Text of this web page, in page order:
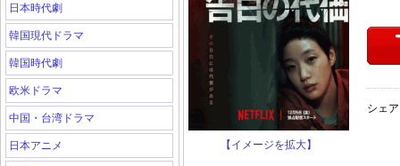
日本時代劇
韓国現代ドラマ
韓国時代劇
欧米ドラマ
中国・台湾ドラマ
日本アニメ 【イメージを拡大】
シェ